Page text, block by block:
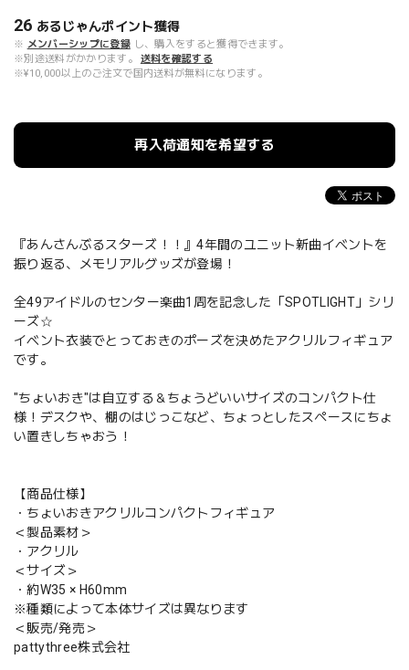
26 あるじゃんポイント獲得
※ メンバーシップに登録 し、購入をすると獲得できます。
※別途送料がかかります。
送料を確認する
※¥10,000以上のご注文で国内送料が無料になります。
再入荷通知を希望する
『あんさんぶるスターズ！！』4年間のユニット新曲イベントを
振り返る、メモリアルグッズが登場！
全49アイドルのセンター楽曲1周を記念した「SPOTLIGHT」シリ
ーズ☆
イベント衣装でとっておきのポーズを決めたアクリルフィギュア
です。
"ちょいおき"は自立する＆ちょうどいいサイズのコンパクト仕
様！デスクや、棚のはじっこなど、ちょっとしたスペースにちょ
い置きしちゃおう！
【商品仕様】
・ちょいおきアクリルコンパクトフィギュア
＜製品素材＞
・アクリル
＜サイズ＞
・約W35 × H60mm
※種類によって本体サイズは異なります
＜販売/発売＞
pattythree株式会社